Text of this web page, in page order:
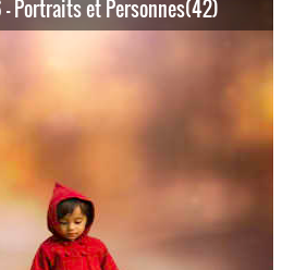
- Portraits et Personnes(42)